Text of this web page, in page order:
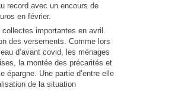
record avec un encours de
en février.
importantes en avril.
des versements. Comme lors
d’avant covid, les ménages
la montée des précarités et
épargne. Une partie d’entre elle
de la situation